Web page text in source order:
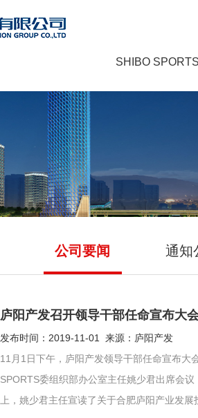
SHIBO SPORTS
公司要闻 通知
庐阳产发召开领导干部任命宣布大
发布时间：2019-11-01 来源：庐阳产发
11月1日下午，庐阳产发领导干部任命宣布大
SPORTS委组织部办公室主任姚少君出席会
上，姚少君主任宣读了关于合肥庐阳产业发